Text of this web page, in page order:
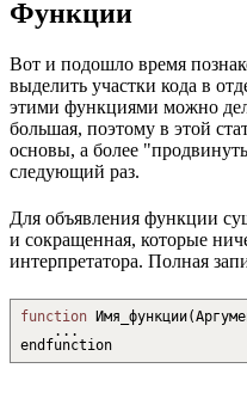
Функции
Вот и подошло время
выделить участки кода в
этими функциями можно
большая, поэтому в этой
основы, а более
следующий раз.
Для объявления функции
и сокращенная, которые
интерпретатора. Полная
function Имя_функции(
...
endfunction